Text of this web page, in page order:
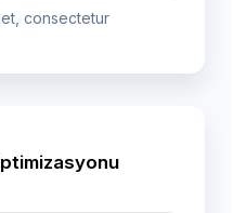
consectetur